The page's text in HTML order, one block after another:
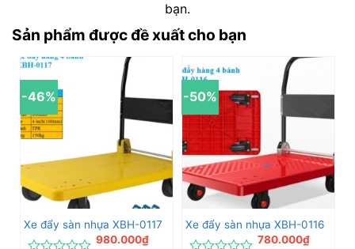
bạn.
Sản phẩm được đề xuất cho bạn
-46%
Xe đẩy sàn nhựa XBH-0117
980.000₫
-50%
Xe đẩy sàn nhựa XBH-0116
780.000₫